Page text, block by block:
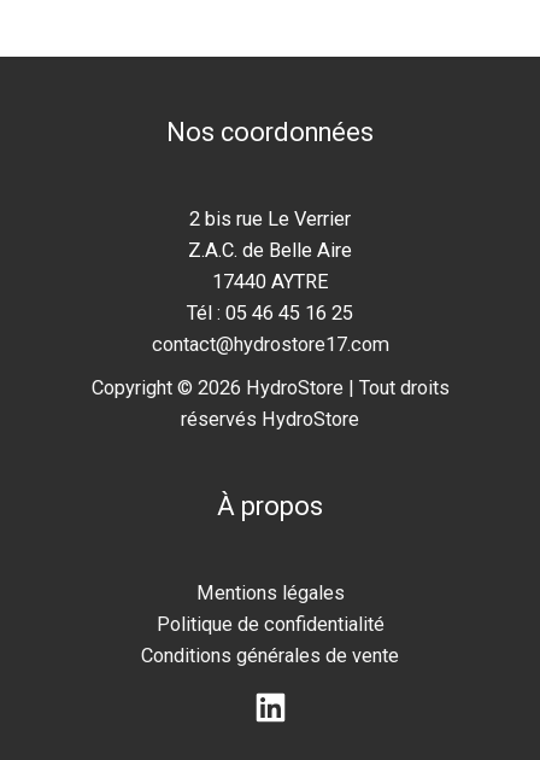
Nos coordonnées
2 bis rue Le Verrier
Z.A.C. de Belle Aire
17440 AYTRE
Tél : 05 46 45 16 25
contact@hydrostore17.com
Copyright © 2026 HydroStore | Tout droits
réservés HydroStore
À propos
Mentions légales
Politique de confidentialité
Conditions générales de vente